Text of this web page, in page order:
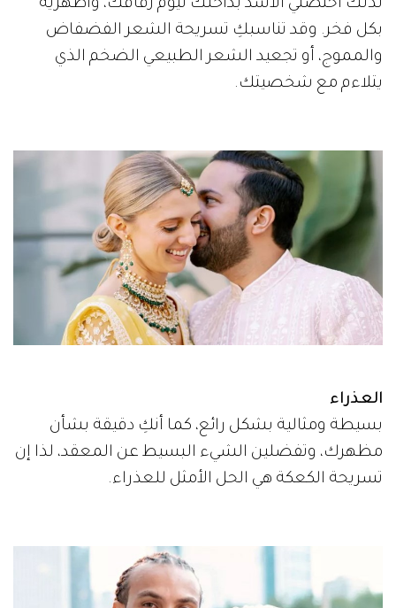
لذلك احتضني الأسد بداخلك ليوم زفافك، وأظهريه
بكل فخر. وقد تناسبكِ تسريحة الشعر الفضفاض
والمموج، أو تجعيد الشعر الطبيعي الضخم الذي
يتلاءم مع شخصيتك.
العذراء
بسيطة ومثالية بشكل رائع، كما أنكِ دقيقة بشأن
مظهرك، وتفضلين الشيء البسيط عن المعقد، لذا إن
تسريحة الكعكة هي الحل الأمثل للعذراء.